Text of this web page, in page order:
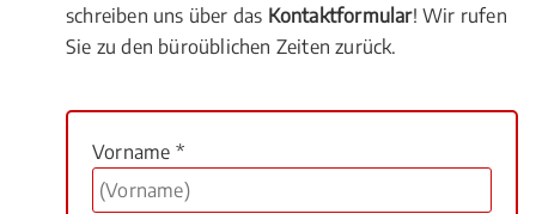
schreiben uns über das Kontaktformular! Wir rufen
Sie zu den büroüblichen Zeiten zurück.
Vorname *